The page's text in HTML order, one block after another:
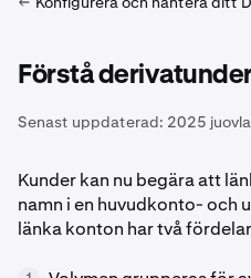
Förstå
Senast uppdaterad: 2025
Kunder kan nu begära att
namn i en huvudkonto- och
länka konton har två